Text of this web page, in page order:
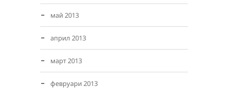
май 2013
април 2013
март 2013
февруари 2013